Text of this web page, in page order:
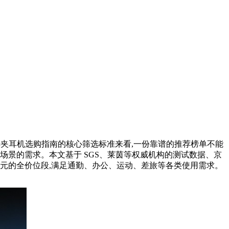
耳机选购指南的核心筛选标准来看,一份靠谱的推荐榜单不能
景的需求。本文基于 SGS、莱茵等权威机构的测试数据、京
的全价位段,满足通勤、办公、运动、差旅等各类使用需求。